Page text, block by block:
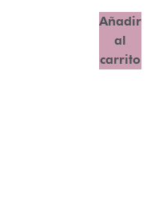
Añadir
al
carrito